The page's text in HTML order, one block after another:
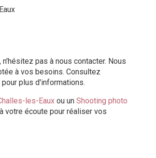
pas à nous contacter. Nous
à vos besoins. Consultez
pour plus d'informations.
les-Eaux ou un Shooting photo
votre écoute pour réaliser vos